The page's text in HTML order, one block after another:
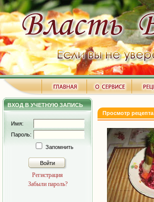
ВХОД В УЧЕТНУЮ ЗАПИСЬ
Имя:
Пароль:
Запомнить
Войти
Регистрация
Забыли пароль?
Просмотр рецепта